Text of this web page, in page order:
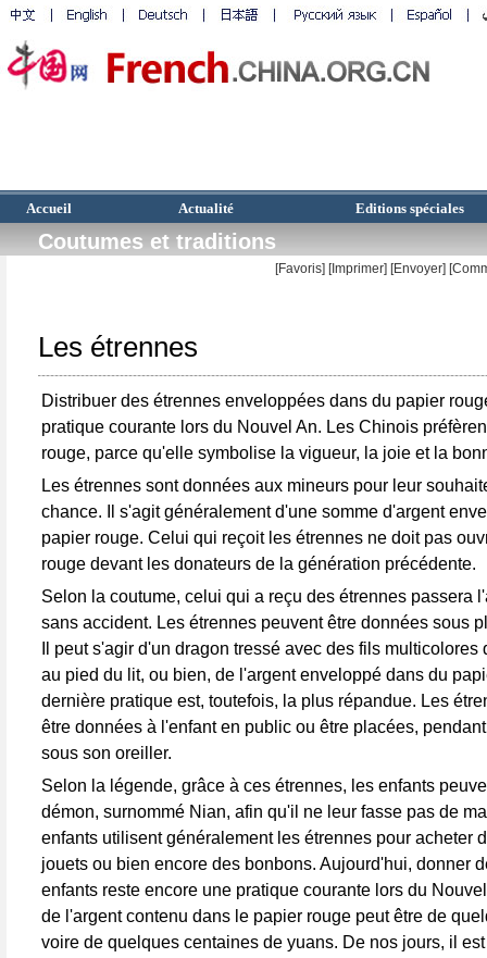
Accueil Actualité Editions spéciales
Coutumes et traditions
[Favoris] [Imprimer] [Envoyer]
Les étrennes
Distribuer des étrennes enveloppées dans du papier
pratique courante lors du Nouvel An. Les Chinois
rouge, parce qu'elle symbolise la vigueur, la joie et la
Les étrennes sont données aux mineurs pour leur
chance. Il s'agit généralement d'une somme d'argent
papier rouge. Celui qui reçoit les étrennes ne doit pas
rouge devant les donateurs de la génération précédente.
Selon la coutume, celui qui a reçu des étrennes passera
sans accident. Les étrennes peuvent être données sous
Il peut s'agir d'un dragon tressé avec des fils multicolores
au pied du lit, ou bien, de l'argent enveloppé dans du
dernière pratique est, toutefois, la plus répandue. Les
être données à l'enfant en public ou être placées,
sous son oreiller.
Selon la légende, grâce à ces étrennes, les enfants
démon, surnommé Nian, afin qu'il ne leur fasse pas de
enfants utilisent généralement les étrennes pour acheter
jouets ou bien encore des bonbons. Aujourd'hui, donner
enfants reste encore une pratique courante lors du
de l'argent contenu dans le papier rouge peut être de
voire de quelques centaines de yuans. De nos jours, il